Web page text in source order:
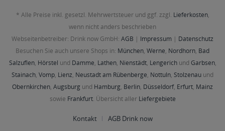
* Alle Preise inkl. gesetzl. Mehrwertsteuer und ggf. zzgl. Lieferkosten,
wenn nicht anders beschrieben
Webseitenbetreiber: Drink now GmbH: AGB | Impressum | Datenschutz
Besuchen Sie auch unsere Shops in: München, Werne, Nordhorn, Bad
Salzuflen, Hörstel und Damme, Lathen, Nienstädt, Lengerichund Garbsen,
Stainach, Vomp, Lienz, Neustadt am Rübenberge, Nottuln, Stolzenau und
Obernkirchen, Augsburg und Hamburg, Berlin, Düsseldorf, Erfurt, Mainz
sowie Frankfurt. Übersicht aller Liefergebiete
Kontakt AGB Drink now